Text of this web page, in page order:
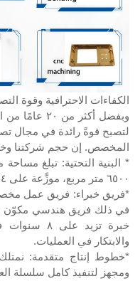
الكفاءات الاحترافية وقوة
لتصبح قوةً رائدة في مجال
المخصص. إن حجم شركتنا
* البنية التحتية: تبلغ
٦٥٠٠ متر مربع، موزَّعة على ٤ مرافق متخصصة.
خبرة تزيد
والابتكار في العمليات.
*خطوط إنتاج متقدمة: نمتلك
ومجهز لتنفيذ كامل سلسلة